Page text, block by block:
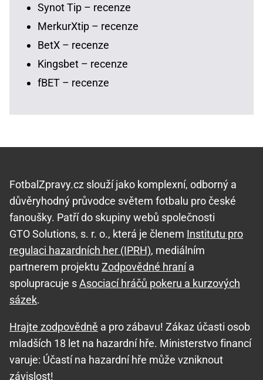
Synot Tip – recenze
MerkurXtip – recenze
BetX – recenze
Kingsbet – recenze
fBET – recenze
FotbalZpravy.cz slouží jako komplexní, odborný a
důvěryhodný průvodce světem fotbalu pro české
fanoušky. Patří do skupiny webů společnosti
GTO Solutions, s. r. o., která je členem Institutu pro
regulaci hazardních her (IPRH), mediálním
partnerem projektu Zodpovědné hranía
spolupracuje sAsociací hráčů pokeru a kurzových
sázek.
Hrajte zodpovědně a pro zábavu! Zákaz účasti osob
mladších 18 let na hazardní hře. Ministerstvo financí
varuje: Účastí na hazardní hře může vzniknout
závislost!